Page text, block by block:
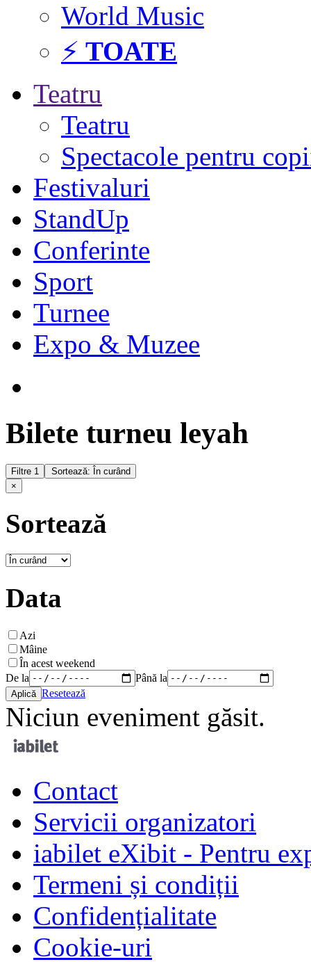
World Music
⚡ TOATE
Teatru
Teatru
Spectacole pentru
Festivaluri
StandUp
Conferinte
Sport
Turnee
Expo & Muzee
Bilete turneu leyah
Filtre 1
Sortează: În curând
×
Sortează
Data
Azi
Mâine
În acest weekend
De la
Până la
Resetează
Niciun eveniment găsit.
Contact
Servicii organizatori
iabilet eXibit - Pentru
Termeni și condiții
Confidențialitate
Cookie-uri